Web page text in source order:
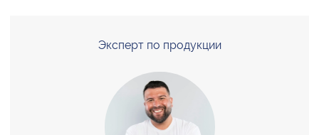
Эксперт по продукции